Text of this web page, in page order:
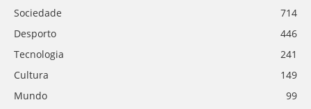
Sociedade
714
Desporto
446
Tecnologia
241
Cultura
149
Mundo
99